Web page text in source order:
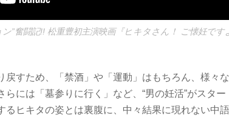
”奮闘記!! 松重豊初主演映画『ヒキタさん！ ご懐妊です
戻すため、「禁酒」や「運動」はもちろん、様々
らには「墓参りに行く」など、“男の妊活”がスタ
るヒキタの姿とは裏腹に、中々結果に現れない中